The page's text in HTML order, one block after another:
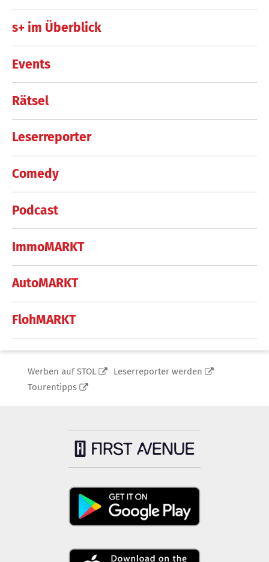
s+ im Überblick
Events
Rätsel
Leserreporter
Comedy
Podcast
ImmoMARKT
AutoMARKT
FlohMARKT
Werben auf STOL
Leserreporter werden
Tourentipps